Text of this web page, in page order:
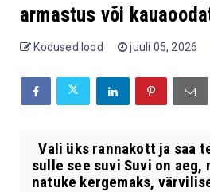
armastus või
Kodused lood juuli 05, 2026
Vali üks rannakott ja saa
sulle see suvi Suvi on aeg,
natuke kergemaks,